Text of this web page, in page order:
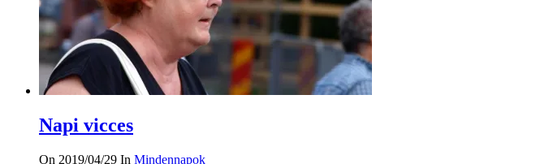
Napi vicces
On 2019/04/29 In Mindennapok